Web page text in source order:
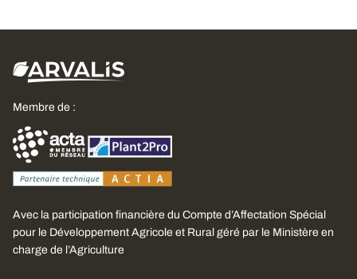
Membre de :
Avec la participation financière du Compte d’Affectation Spécial
pour le Développement Agricole et Rural géré par le Ministère en
charge de l’Agriculture